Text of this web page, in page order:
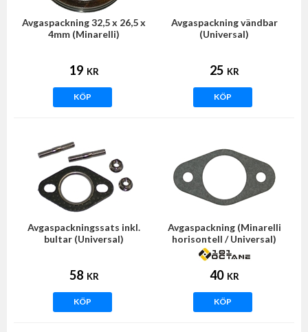
Avgaspackning 32,5 x 26,5 x
4mm (Minarelli)
19 KR
KÖP
Avgaspackning vändbar
(Universal)
25 KR
KÖP
Avgaspackningssats inkl.
bultar (Universal)
58 KR
KÖP
Avgaspackning (Minarelli
horisontell / Universal)
40 KR
KÖP